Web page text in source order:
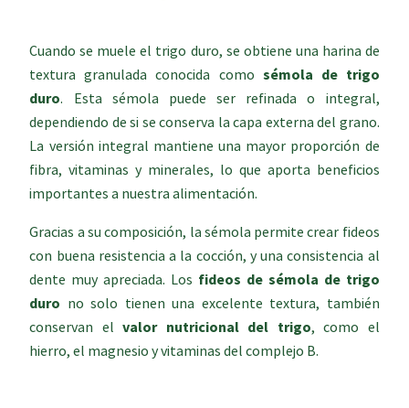
Cuando se muele el trigo duro, se obtiene una harina de
textura granulada conocida como sémola de trigo
duro. Esta sémola puede ser refinada o integral,
dependiendo de si se conserva la capa externa del grano.
La versión integral mantiene una mayor proporción de
fibra, vitaminas y minerales, lo que aporta beneficios
importantes a nuestra alimentación.
Gracias a su composición, la sémola permite crear fideos
con buena resistencia a la cocción, y una consistencia al
dente muy apreciada. Los fideos de sémola de trigo
duro no solo tienen una excelente textura, también
conservan elvalor nutricional del trigo, como el
hierro, el magnesio y vitaminas del complejo B.